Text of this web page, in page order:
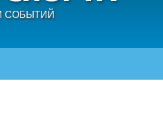
СОБЫТИЙ